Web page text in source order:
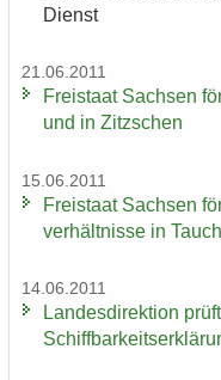
Dienst
21.06.2011
Frei­staat Sach­sen
und in Zitz­schen
15.06.2011
Frei­staat Sach­sen
ver­hält­nis­se in
14.06.2011
Lan­des­di­rek­ti­on